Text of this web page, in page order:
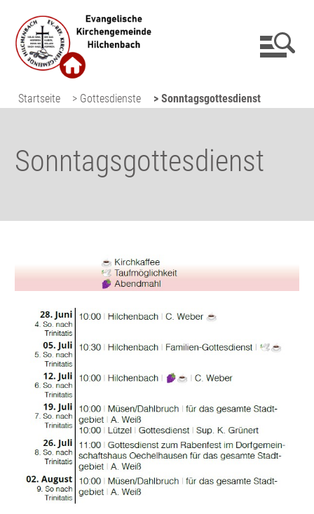
Startseite > Gottesdienste > Sonntagsgottesdienst
Sonntags­gottesdienst